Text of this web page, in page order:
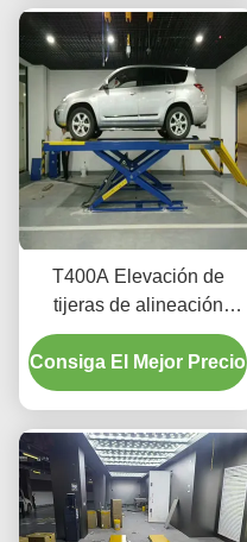
T400A Elevación de
tijeras de alineación
duradera 4000 kg con
elevación suave
Consiga El Mejor Precio